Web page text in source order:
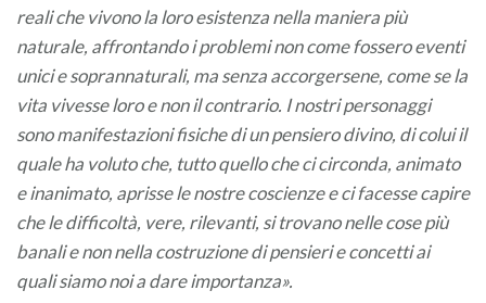
reali che vivono la loro esistenza nella maniera più
naturale, affrontando i problemi non come fossero eventi
unici e soprannaturali, ma senza accorgersene, come se la
vita vivesse loro e non il contrario. I nostri personaggi
sono manifestazioni fisiche di un pensiero divino, di colui il
quale ha voluto che, tutto quello che ci circonda, animato
e inanimato, aprisse le nostre coscienze e ci facesse capire
che le difficoltà, vere, rilevanti, si trovano nelle cose più
banali e non nella costruzione di pensieri e concetti ai
quali siamo noi a dare importanza».